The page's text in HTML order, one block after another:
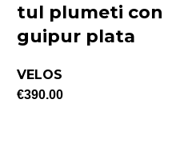
tul plumeti con
guipur plata
VELOS
€390.00